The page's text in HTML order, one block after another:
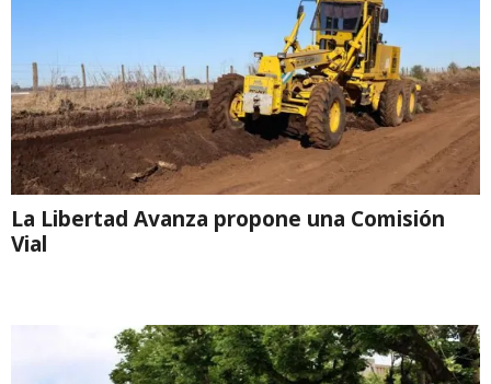
La Libertad Avanza propone una Comisión
Vial